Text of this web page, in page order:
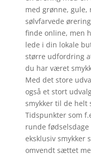
med grønne, gule,
sølvfarvede
finde online, men
lede i din lokale
større udfordring
du har været
Med det store
også et stort
smykker til de helt
Tidspunkter som
runde
eksklusiv smykker
omvendt sættet